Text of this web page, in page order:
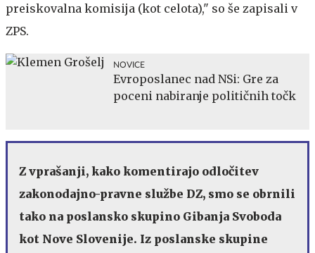
preiskovalna komisija (kot celota)," so še zapisali v
ZPS.
NOVICE
Evroposlanec nad NSi: Gre za
poceni nabiranje političnih točk
Z vprašanji, kako komentirajo odločitev
zakonodajno-pravne službe DZ, smo se obrnili
tako na poslansko skupino Gibanja Svoboda
kot Nove Slovenije. Iz poslanske skupine